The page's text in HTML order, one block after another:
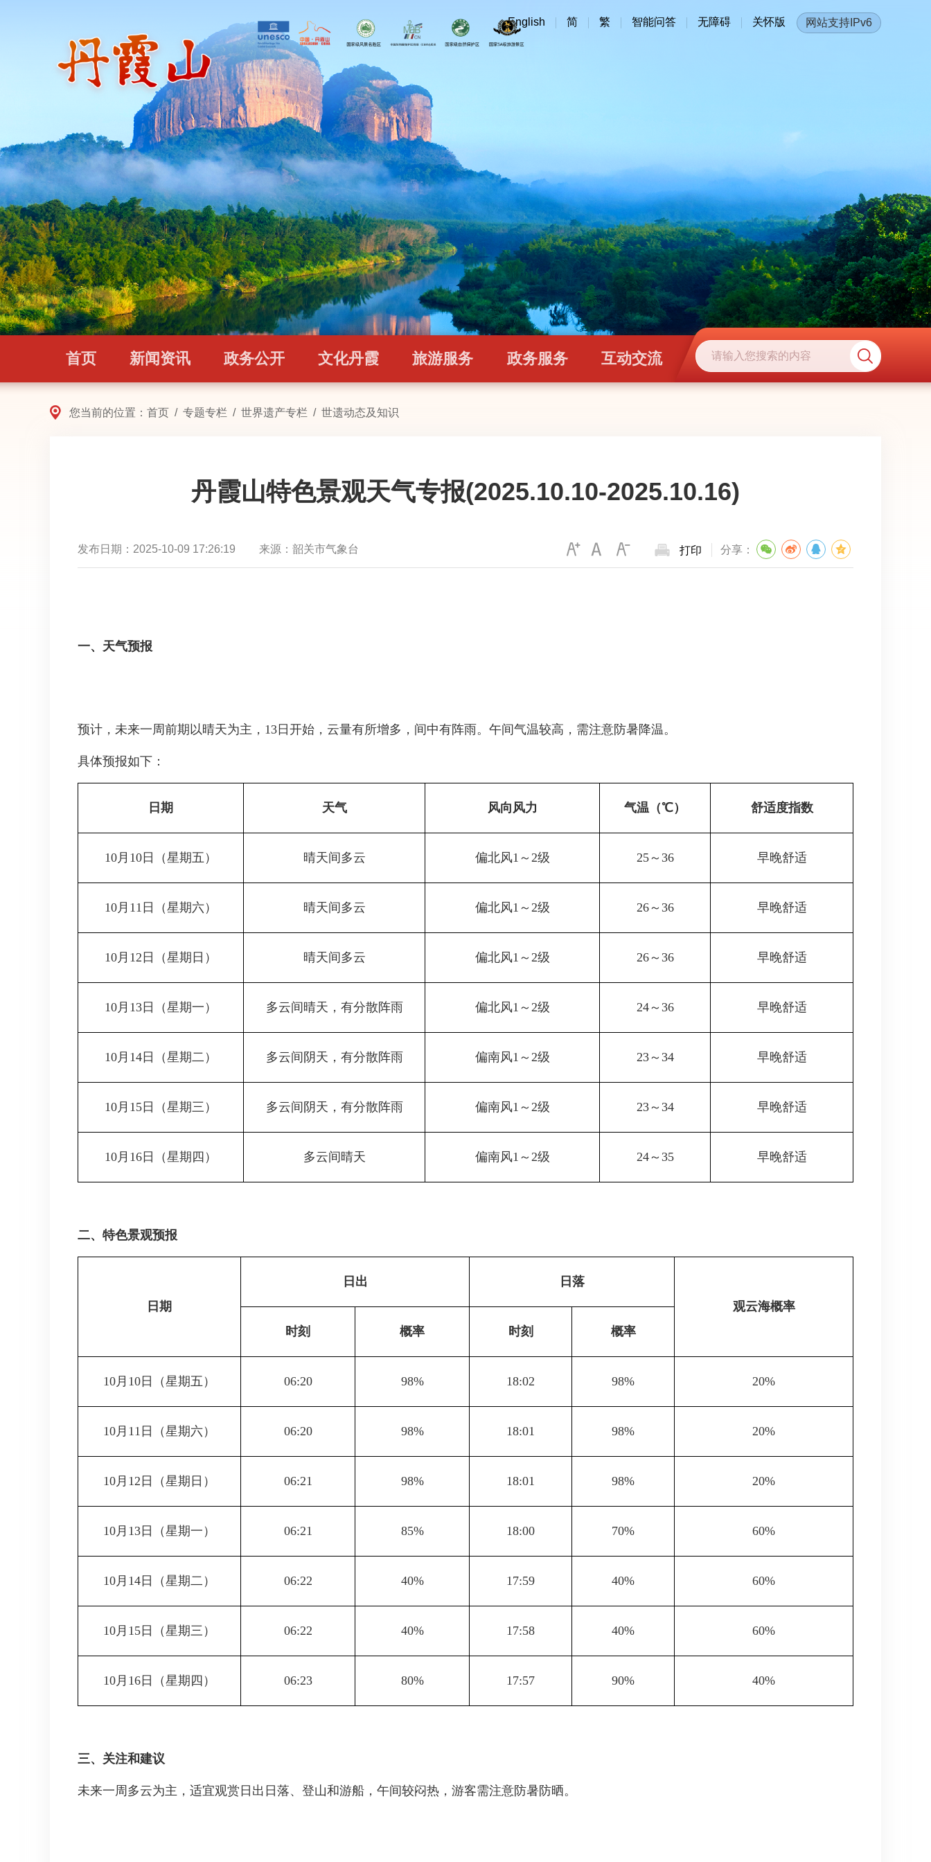
English 简 繁 智能问答 无障碍 关怀版 网站支持IPv6
首页 新闻资讯 政务公开 文化丹霞 旅游服务 政务服务 互动交流
您当前的位置： 首页 / 专题专栏 / 世界遗产专栏 / 世遗动态及知识
丹霞山特色景观天气专报(2025.10.10-2025.10.16)
发布日期： 2025-10-09 17:26:19 来源： 韶关市气象台 打印 分享：
一、天气预报
预计，未来一周前期以晴天为主，13日开始，云量有所增多，间中有阵雨。午间气温较高，需注意防暑降温。
具体预报如下：
日期 天气 风向风力 气温（℃） 舒适度指数
10月10日 （星期五） 晴天间多云 偏北风1～2级 25～36 早晚舒适
10月11日 （星期六） 晴天间多云 偏北风1～2级 26～36 早晚舒适
10月12日 （星期日） 晴天间多云 偏北风1～2级 26～36 早晚舒适
10月13日 （星期一） 多云间晴天，有分散阵雨 偏北风1～2级 24～36 早晚舒适
10月14日 （星期二） 多云间阴天，有分散阵雨 偏南风1～2级 23～34 早晚舒适
10月15日 （星期三） 多云间阴天，有分散阵雨 偏南风1～2级 23～34 早晚舒适
10月16日 （星期四） 多云间晴天 偏南风1～2级 24～35 早晚舒适
二、特色景观预报
日期
日出
日落
观云海概率
时刻
概率 时刻 概率
10月10日 （星期五） 06:20 98% 18:02 98% 20%
10月11日 （星期六） 06:20 98% 18:01 98% 20%
10月12日 （星期日） 06:21 98% 18:01 98% 20%
10月13日 （星期一） 06:21 85% 18:00 70% 60%
10月14日 （星期二） 06:22 40% 17:59 40% 60%
10月15日 （星期三） 06:22 40% 17:58 40% 60%
10月16日 （星期四） 06:23 80% 17:57 90% 40%
三、关注和建议
未来一周多云为主，适宜观赏日出日落、登山和游船，午间较闷热，游客需注意防暑防晒。